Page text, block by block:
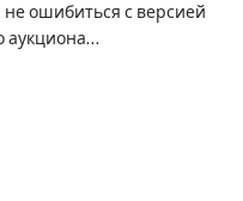
ошибиться с версией
аукциона…